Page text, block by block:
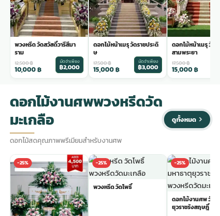
พวงหรีด วัดสวัสดิ์วารีสีมา
ราม
12,500฿
10,000฿
มัดจำเพียง
฿2,000
ดอกไม้หน้าเมรุ วัดราชประดิ
ษ
17,500฿
15,000฿
มัดจำเพียง
฿3,000
ดอกไม้หน้าเมรุ วัด
สามพระยา
17,500฿
15,000฿
ดอกไม้งานศพพวงหรีดวัด
มะเกลือ
ดอกไม้สดคุณภาพพรีเมียมสำหรับงานศพ
ดูทั้งหมด
-25% -25%
พวงหรีด วัดโพธิ์
-25%
ดอกไม้งานศพ วัดม
ยุวราชรังสฤษฎิ์